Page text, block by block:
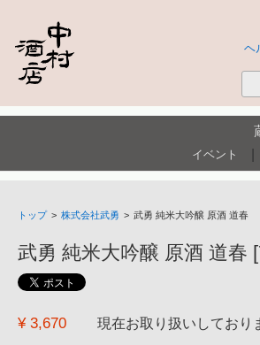
ヘ
イベント
トップ > 株式会社武勇 > 武勇 純米大吟醸 原酒 道春
武勇 純米大吟醸 原酒 道春
¥ 3,670 現在お取り扱いしており